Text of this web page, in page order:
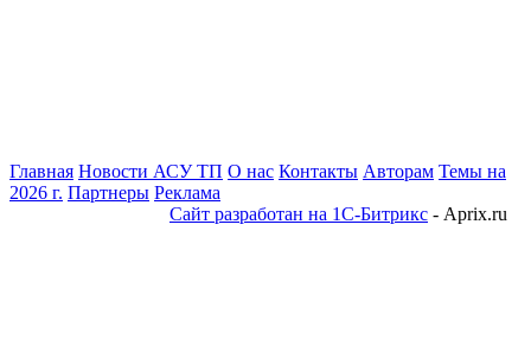
Главная Новости АСУ ТП О нас Контакты Авторам Темы на
2026 г. Партнеры Реклама
Сайт разработан на 1С-Битрикс - Aprix.ru